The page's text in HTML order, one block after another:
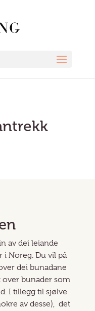
av dei leiande
i Noreg. Du vil på
dei bunadane
over bunader som
I tillegg til sjølve
av desse), det